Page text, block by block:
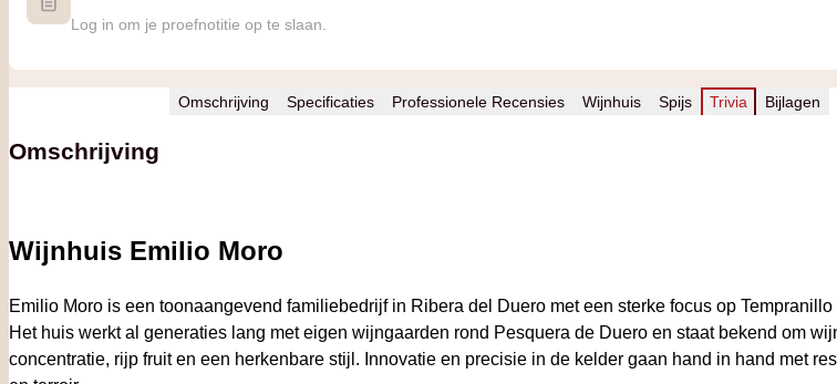
Log in om je proefnotitie op te slaan.
Omschrijving Specificaties Professionele Recensies Wijnhuis Spijs Trivia Bijlagen
Omschrijving
Wijnhuis Emilio Moro
Emilio Moro is een toonaangevend familiebedrijf in Ribera del Duero met een sterke focus op
Het huis werkt al generaties lang met eigen wijngaarden rond Pesquera de Duero en staat bekend om
concentratie, rijp fruit en een herkenbare stijl. Innovatie en precisie in de kelder gaan hand in hand met